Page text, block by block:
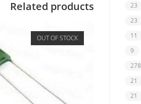
Related products
OUT OF STOCK
23
23
11
9
278
21
21